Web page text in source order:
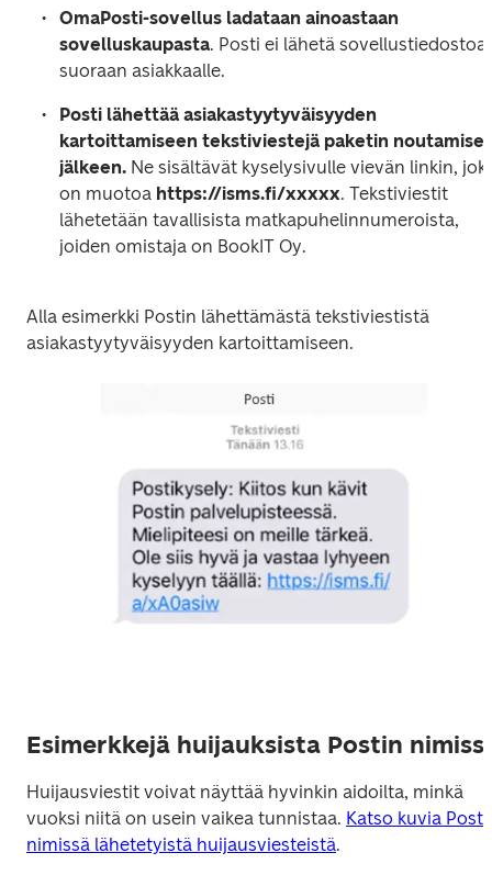
OmaPosti-sovellus ladataan ainoastaan
sovelluskaupasta. Posti ei lähetä sovellustiedostoa
suoraan asiakkaalle.
Posti lähettää asiakastyytyväisyyden
kartoittamiseen tekstiviestejä paketin
jälkeen. Ne sisältävät kyselysivulle vievän linkin,
on muotoa https://isms.fi/xxxxx. Tekstiviestit
lähetetään tavallisista matkapuhelinnumeroista,
joiden omistaja on BookIT Oy.
Alla esimerkki Postin lähettämästä tekstiviestistä
asiakastyytyväisyyden kartoittamiseen.
Esimerkkejä huijauksista Postin
Huijausviestit voivat näyttää hyvinkin aidoilta, minkä
vuoksi niitä on usein vaikea tunnistaa. Katso kuvia
nimissä lähetetyistä huijausviesteistä.